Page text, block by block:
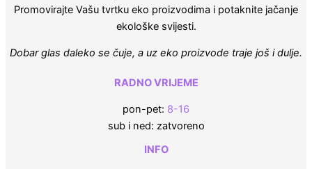
Promovirajte Vašu tvrtku eko proizvodima i potaknite jačanje
ekološke svijesti.
Dobar glas daleko se čuje, a uz eko proizvode traje još i dulje.
RADNO VRIJEME
pon-pet: 8-16
sub i ned: zatvoreno
INFO